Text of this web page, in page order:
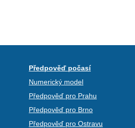
Předpověď počasí
Numerický model
Předpověď pro Prahu
Předpověď pro Brno
Předpověď pro Ostravu